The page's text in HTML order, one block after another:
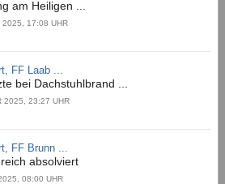
am Heiligen ...
2025, 17:08 UHR
FF Laab ...
bei Dachstuhlbrand ...
2025, 23:27 UHR
FF Brunn ...
absolviert
08:00 UHR